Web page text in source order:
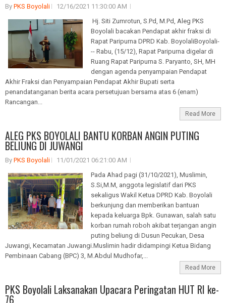
By PKS Boyolali
12/16/2021 11:30:00 AM
Hj. Siti Zumrotun, S.Pd, M.Pd, Aleg PKS
Boyolali bacakan Pendapat akhir fraksi di
Rapat Paripurna DPRD Kab. BoyolaliBoyolali-
-- Rabu, (15/12), Rapat Paripurna digelar di
Ruang Rapat Paripurna S. Paryanto, SH, MH
dengan agenda penyampaian Pendapat
Akhir Fraksi dan Penyampaian Pendapat Akhir Bupati serta
penandatanganan berita acara persetujuan bersama atas 6 (enam)
Rancangan...
Read More
ALEG PKS BOYOLALI BANTU KORBAN ANGIN PUTING
BELIUNG DI JUWANGI
By PKS Boyolali
11/01/2021 06:21:00 AM
Pada Ahad pagi (31/10/2021), Muslimin,
S.Si,M.M, anggota legislatif dari PKS
sekaligus Wakil Ketua DPRD Kab. Boyolali
berkunjung dan memberikan bantuan
kepada keluarga Bpk. Gunawan, salah satu
korban rumah roboh akibat terjangan angin
puting beliung di Dusun Pecukan, Desa
Juwangi, Kecamatan Juwangi.Muslimin hadir didampingi Ketua Bidang
Pembinaan Cabang (BPC) 3, M.Abdul Mudhofar,...
Read More
PKS Boyolali Laksanakan Upacara Peringatan HUT RI ke-
76